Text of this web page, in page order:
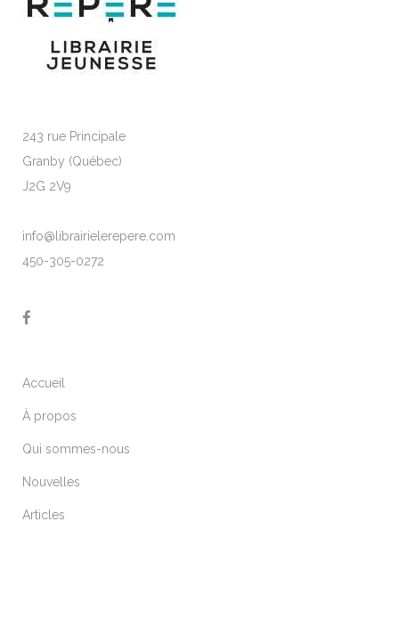
243 rue Principale
Granby (Québec)
J2G 2V9
info@librairielerepere.com
450-305-0272
Accueil
À propos
Qui sommes-nous
Nouvelles
Articles